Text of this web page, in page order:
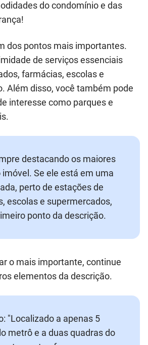
do condomínio e das
dos pontos mais importantes.
de serviços essenciais
farmácias, escolas e
Além disso, você também pode
interesse como parques e
destacando os maiores
Se ele está em uma
perto de estações de
escolas e supermercados,
ponto da descrição.
o mais importante, continue
elementos da descrição.
"Localizado a apenas 5
metrô e a duas quadras do